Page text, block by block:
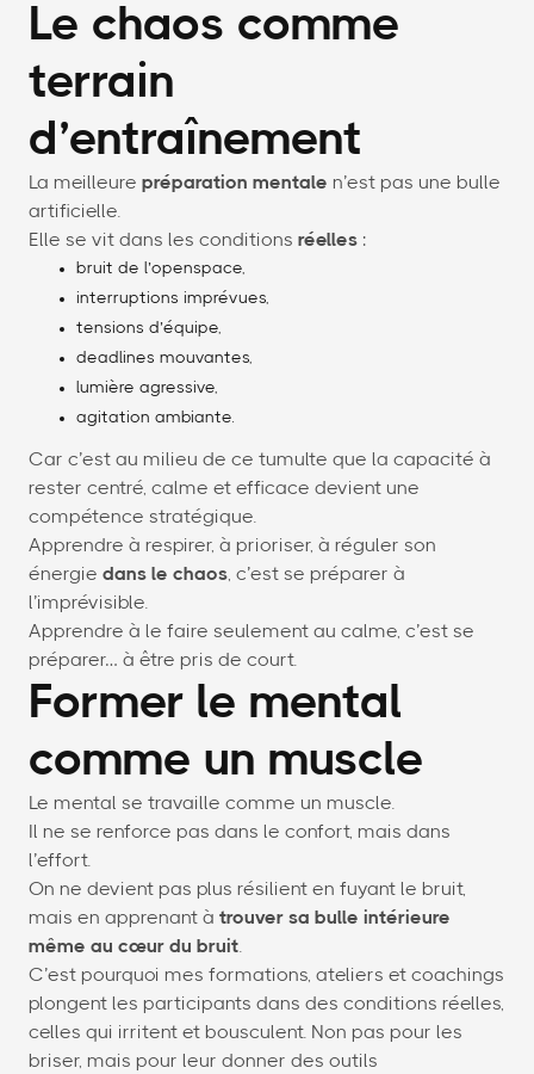
Le chaos comme
terrain
d’entraînement
La meilleure préparation mentale n’est pas une bulle
artificielle.
Elle se vit dans les conditions réelles :
bruit de l’openspace,
interruptions imprévues,
tensions d’équipe,
deadlines mouvantes,
lumière agressive,
agitation ambiante.
Car c’est au milieu de ce tumulte que la capacité à
rester centré, calme et efficace devient une
compétence stratégique.
Apprendre à respirer, à prioriser, à réguler son
énergie dans le chaos, c’est se préparer à
l’imprévisible.
Apprendre à le faire seulement au calme, c’est se
préparer… à être pris de court.
Former le mental
comme un muscle
Le mental se travaille comme un muscle.
Il ne se renforce pas dans le confort, mais dans
l’effort.
On ne devient pas plus résilient en fuyant le bruit,
mais en apprenant à trouver sa bulle intérieure
même au cœur du bruit.
C’est pourquoi mes formations, ateliers et coachings
plongent les participants dans des conditions réelles,
celles qui irritent et bousculent. Non pas pour les
briser, mais pour leur donner des outils